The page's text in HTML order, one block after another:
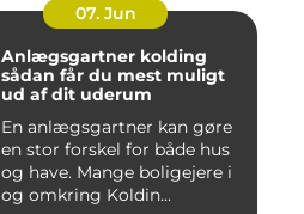
07. Jun
Anlægsgartner kolding
sådan får du mest muligt
ud af dit uderum
En anlægsgartner kan gøre
en stor forskel for både hus
og have. Mange boligejere i
og omkring Koldin...